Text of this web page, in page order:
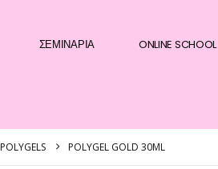
ΣΕΜΙΝΆΡΙΑ ONLINE SCHOOL
POLYGELS POLYGEL GOLD 30ML